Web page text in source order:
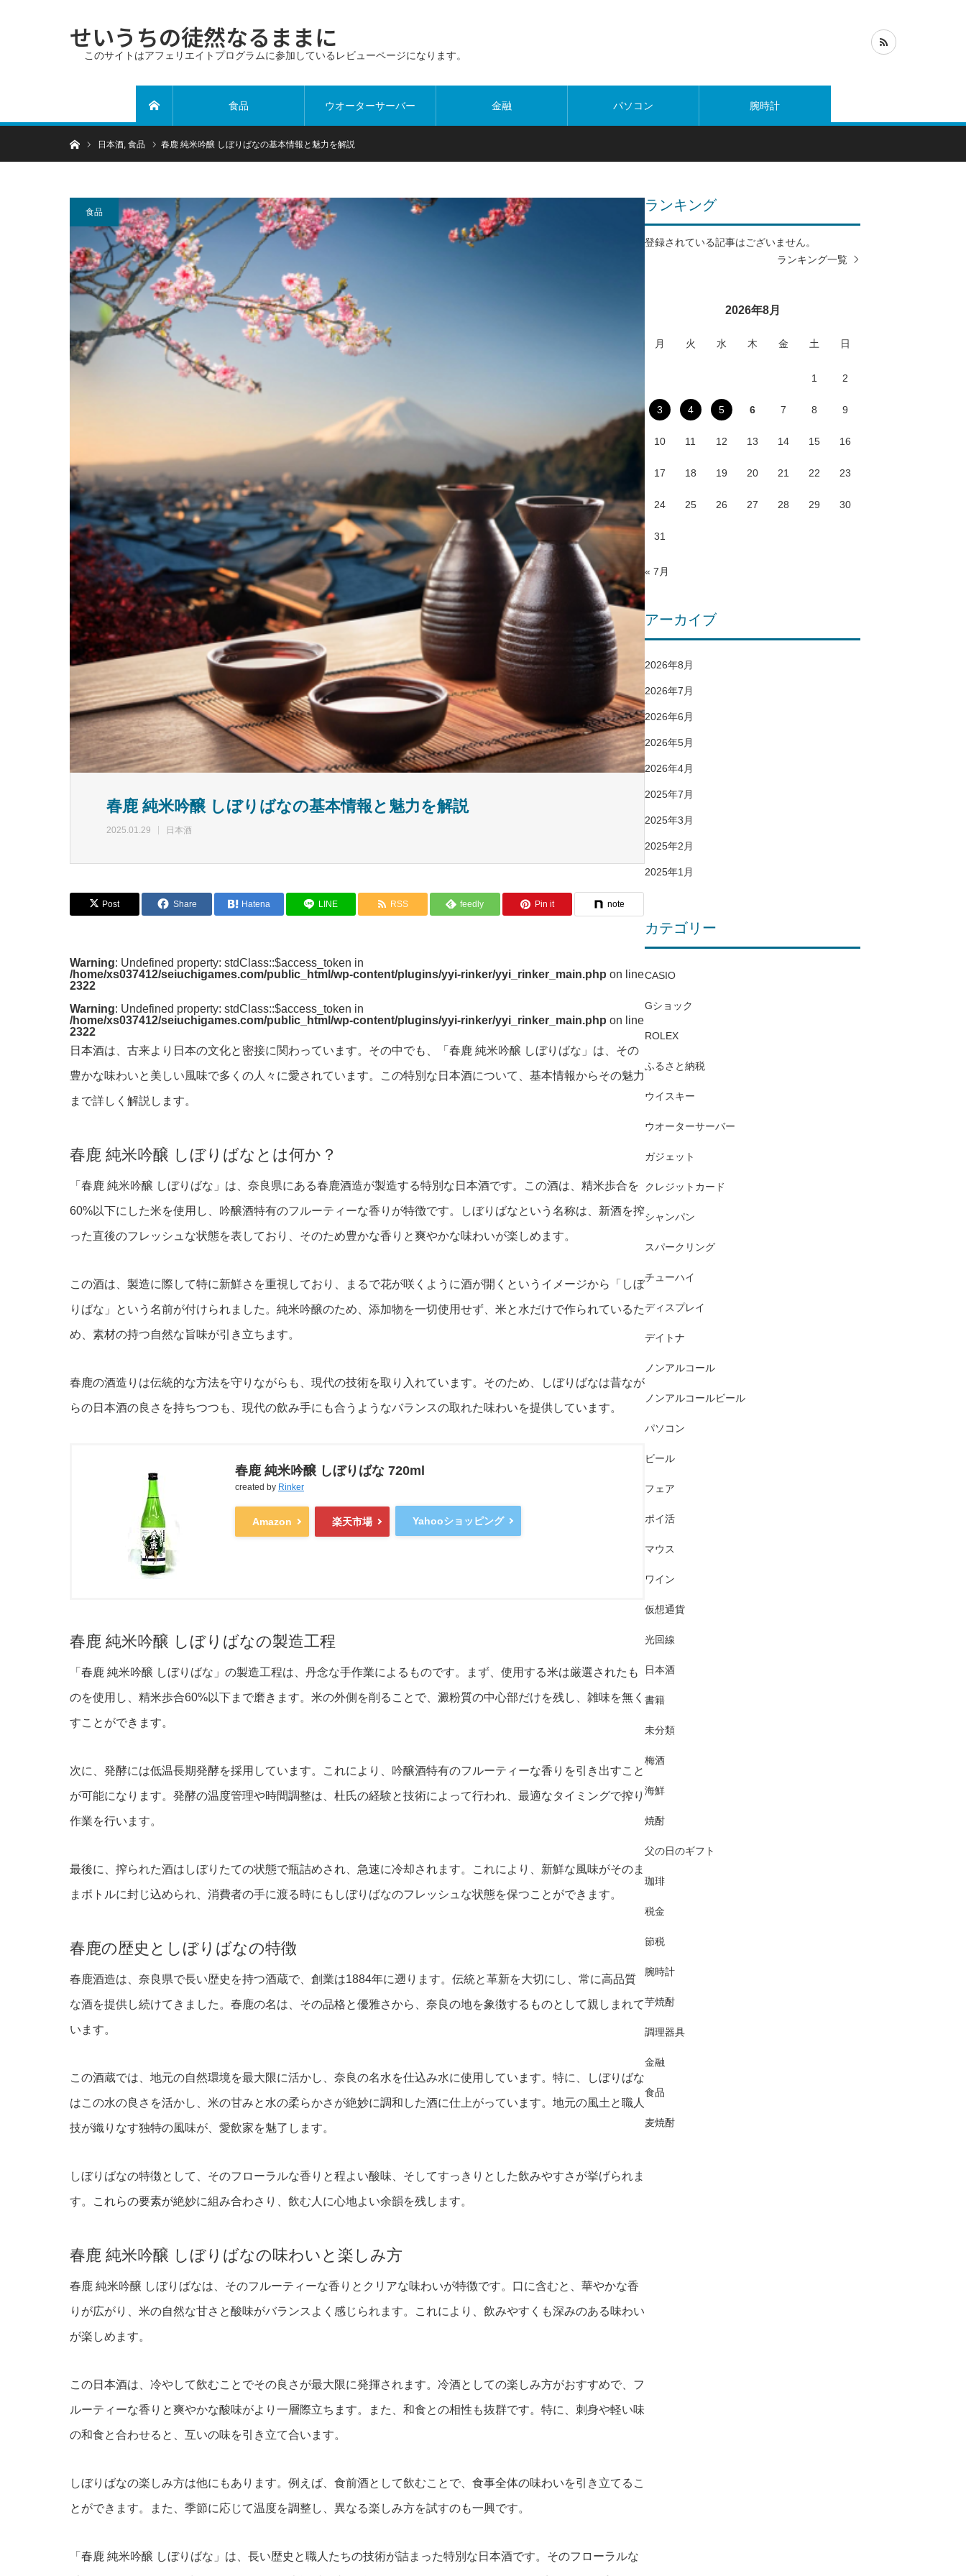
せいうちの徒然なるままに
このサイトはアフェリエイトプログラムに参加しているレビューページになります。
食品 ウオーターサーバー 金融 パソコン 腕時計
ホーム日本酒, 食品 春鹿 純米吟醸 しぼりばなの基本情報と魅力を解説
食品
春鹿 純米吟醸 しぼりばなの基本情報と魅力を解説
2025.01.29 日本酒
Post Share Hatena LINE RSS feedly Pin it note
Warning: Undefined property: stdClass::$access_token in
/home/xs037412/seiuchigames.com/public_html/wp-content/plugins/yyi-rinker/yyi_rinker_main.php on line
2322
Warning: Undefined property: stdClass::$access_token in
/home/xs037412/seiuchigames.com/public_html/wp-content/plugins/yyi-rinker/yyi_rinker_main.php on line
2322
日本酒は、古来より日本の文化と密接に関わっています。その中でも、「春鹿 純米吟醸 しぼりばな」は、その
豊かな味わいと美しい風味で多くの人々に愛されています。この特別な日本酒について、基本情報からその魅力
まで詳しく解説します。
春鹿 純米吟醸 しぼりばなとは何か？
「春鹿 純米吟醸 しぼりばな」は、奈良県にある春鹿酒造が製造する特別な日本酒です。この酒は、精米歩合を
60%以下にした米を使用し、吟醸酒特有のフルーティーな香りが特徴です。しぼりばなという名称は、新酒を搾
った直後のフレッシュな状態を表しており、そのため豊かな香りと爽やかな味わいが楽しめます。
この酒は、製造に際して特に新鮮さを重視しており、まるで花が咲くように酒が開くというイメージから「しぼ
りばな」という名前が付けられました。純米吟醸のため、添加物を一切使用せず、米と水だけで作られているた
め、素材の持つ自然な旨味が引き立ちます。
春鹿の酒造りは伝統的な方法を守りながらも、現代の技術を取り入れています。そのため、しぼりばなは昔なが
らの日本酒の良さを持ちつつも、現代の飲み手にも合うようなバランスの取れた味わいを提供しています。
春鹿 純米吟醸 しぼりばな 720ml
created by Rinker
Amazon 楽天市場 Yahooショッピング
春鹿 純米吟醸 しぼりばなの製造工程
「春鹿 純米吟醸 しぼりばな」の製造工程は、丹念な手作業によるものです。まず、使用する米は厳選されたも
のを使用し、精米歩合60%以下まで磨きます。米の外側を削ることで、澱粉質の中心部だけを残し、雑味を無く
すことができます。
次に、発酵には低温長期発酵を採用しています。これにより、吟醸酒特有のフルーティーな香りを引き出すこと
が可能になります。発酵の温度管理や時間調整は、杜氏の経験と技術によって行われ、最適なタイミングで搾り
作業を行います。
最後に、搾られた酒はしぼりたての状態で瓶詰めされ、急速に冷却されます。これにより、新鮮な風味がそのま
まボトルに封じ込められ、消費者の手に渡る時にもしぼりばなのフレッシュな状態を保つことができます。
春鹿の歴史としぼりばなの特徴
春鹿酒造は、奈良県で長い歴史を持つ酒蔵で、創業は1884年に遡ります。伝統と革新を大切にし、常に高品質
な酒を提供し続けてきました。春鹿の名は、その品格と優雅さから、奈良の地を象徴するものとして親しまれて
います。
この酒蔵では、地元の自然環境を最大限に活かし、奈良の名水を仕込み水に使用しています。特に、しぼりばな
はこの水の良さを活かし、米の甘みと水の柔らかさが絶妙に調和した酒に仕上がっています。地元の風土と職人
技が織りなす独特の風味が、愛飲家を魅了します。
しぼりばなの特徴として、そのフローラルな香りと程よい酸味、そしてすっきりとした飲みやすさが挙げられま
す。これらの要素が絶妙に組み合わさり、飲む人に心地よい余韻を残します。
春鹿 純米吟醸 しぼりばなの味わいと楽しみ方
春鹿 純米吟醸 しぼりばなは、そのフルーティーな香りとクリアな味わいが特徴です。口に含むと、華やかな香
りが広がり、米の自然な甘さと酸味がバランスよく感じられます。これにより、飲みやすくも深みのある味わい
が楽しめます。
この日本酒は、冷やして飲むことでその良さが最大限に発揮されます。冷酒としての楽しみ方がおすすめで、フ
ルーティーな香りと爽やかな酸味がより一層際立ちます。また、和食との相性も抜群です。特に、刺身や軽い味
の和食と合わせると、互いの味を引き立て合います。
しぼりばなの楽しみ方は他にもあります。例えば、食前酒として飲むことで、食事全体の味わいを引き立てるこ
とができます。また、季節に応じて温度を調整し、異なる楽しみ方を試すのも一興です。
「春鹿 純米吟醸 しぼりばな」は、長い歴史と職人たちの技術が詰まった特別な日本酒です。そのフローラルな
ランキング
登録されている記事はございません。
ランキング一覧
2026年8月
月 火 水 木 金 土 日
1 2
3 4 5 6 7 8 9
10 11 12 13 14 15 16
17 18 19 20 21 22 23
24 25 26 27 28 29 30
31
« 7月
アーカイブ
2026年8月
2026年7月
2026年6月
2026年5月
2026年4月
2025年7月
2025年3月
2025年2月
2025年1月
カテゴリー
CASIO
Gショック
ROLEX
ふるさと納税
ウイスキー
ウオーターサーバー
ガジェット
クレジットカード
シャンパン
スパークリング
チューハイ
ディスプレイ
デイトナ
ノンアルコール
ノンアルコールビール
パソコン
ビール
フェア
ポイ活
マウス
ワイン
仮想通貨
光回線
日本酒
書籍
未分類
梅酒
海鮮
焼酎
父の日のギフト
珈琲
税金
節税
腕時計
芋焼酎
調理器具
金融
食品
麦焼酎